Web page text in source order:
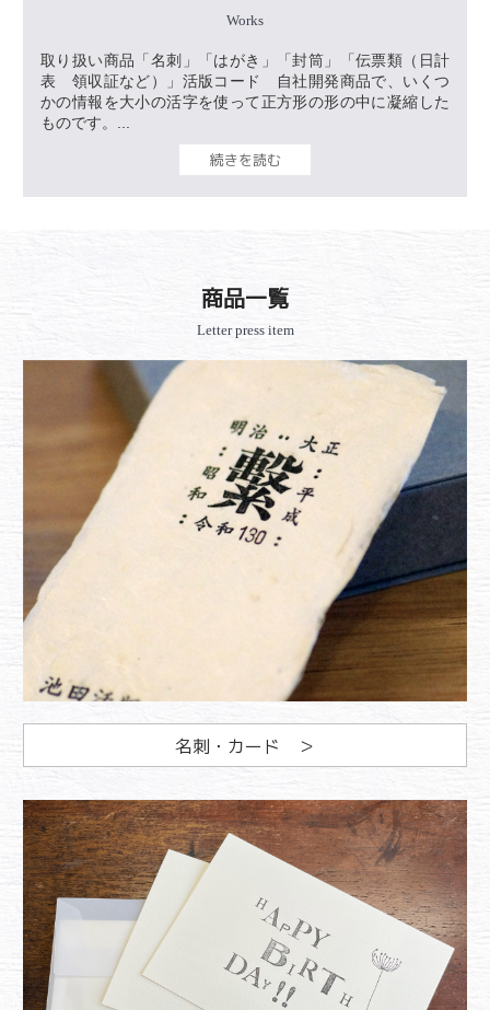
Works
取り扱い商品「名刺」「はがき」「封筒」「伝票類（日計
表 領収証など）」活版コード 自社開発商品で、いくつ
かの情報を大小の活字を使って正方形の形の中に凝縮した
ものです。...
続きを読む
商品一覧
Letter press item
名刺・カード ＞